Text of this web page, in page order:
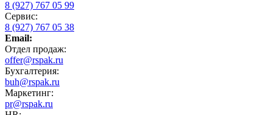
8 (927) 767 05 99
Сервис:
8 (927) 767 05 38
Email:
Отдел продаж:
offer@rspak.ru
Бухгалтерия:
buh@rspak.ru
Маркетинг:
pr@rspak.ru